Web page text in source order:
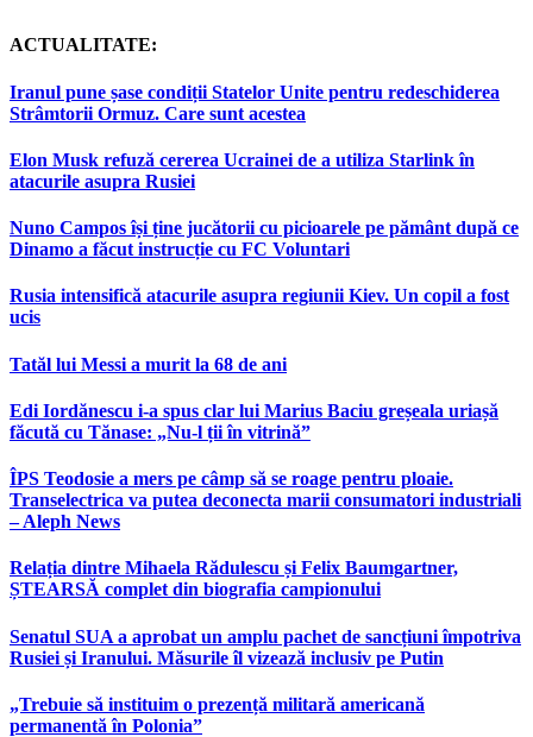
ACTUALITATE:
Iranul pune șase condiții Statelor Unite pentru redeschiderea
Strâmtorii Ormuz. Care sunt acestea
Elon Musk refuză cererea Ucrainei de a utiliza Starlink în
atacurile asupra Rusiei
Nuno Campos își ține jucătorii cu picioarele pe pământ după ce
Dinamo a făcut instrucție cu FC Voluntari
Rusia intensifică atacurile asupra regiunii Kiev. Un copil a fost
ucis
Tatăl lui Messi a murit la 68 de ani
Edi Iordănescu i-a spus clar lui Marius Baciu greșeala uriașă
făcută cu Tănase: „Nu-l ții în vitrină”
ÎPS Teodosie a mers pe câmp să se roage pentru ploaie.
Transelectrica va putea deconecta marii consumatori industriali
– Aleph News
Relația dintre Mihaela Rădulescu și Felix Baumgartner,
ȘTEARSĂ complet din biografia campionului
Senatul SUA a aprobat un amplu pachet de sancțiuni împotriva
Rusiei și Iranului. Măsurile îl vizează inclusiv pe Putin
„Trebuie să instituim o prezență militară americană
permanentă în Polonia”